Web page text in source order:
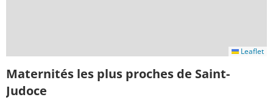
Leaflet
Maternités les plus proches de Saint-
Judoce